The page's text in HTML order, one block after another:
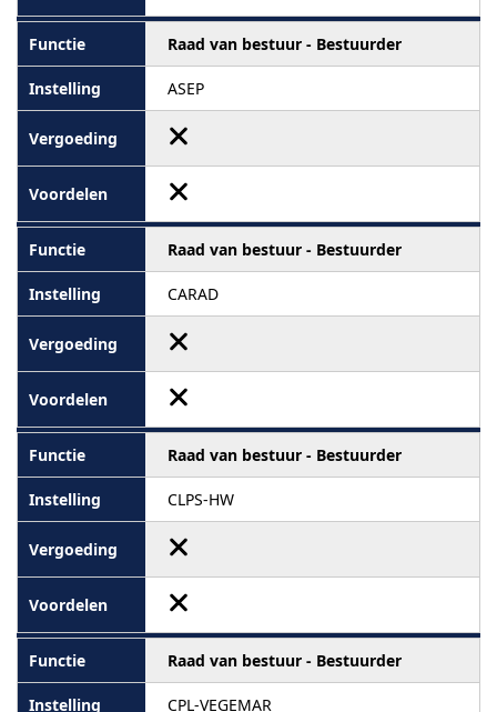
Raad van bestuur - Bestuurder
ASEP
Raad van bestuur - Bestuurder
CARAD
Raad van bestuur - Bestuurder
CLPS-HW
Raad van bestuur - Bestuurder
CPL-VEGEMAR